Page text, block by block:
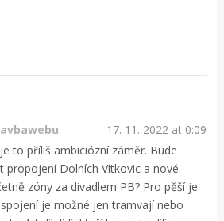
17. 11. 2022 at 0:09
to příliš ambiciózní záměr. Bude
propojení Dolních Vítkovic a nové
zóny za divadlem PB? Pro pěší je
je možné jen tramvají nebo